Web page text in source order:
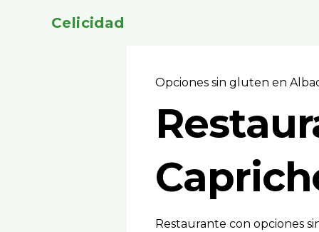
Celicidad
Opciones sin gluten en
Restaurante con opciones